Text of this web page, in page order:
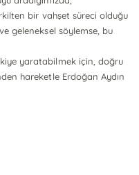
bir vahşet süreci olduğu
geleneksel söylemse, bu
yaratabilmek için, doğru
hareketle Erdoğan Aydın